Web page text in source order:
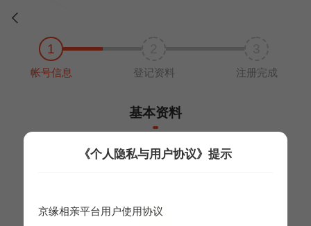

1
帐号信息 登记资料 注册完成
基本资料
注册完成后，生日无法更改
《个人隐私与用户协议》提示
京缘相亲平台用户使用协议